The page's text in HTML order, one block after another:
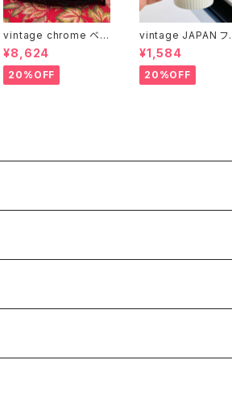
vintage chrome ベー
クライトハンドルロング
トレー
¥8,624
20%OFF
vintage JAPAN フ
ワースタッキングマグ
¥1,584
20%OFF